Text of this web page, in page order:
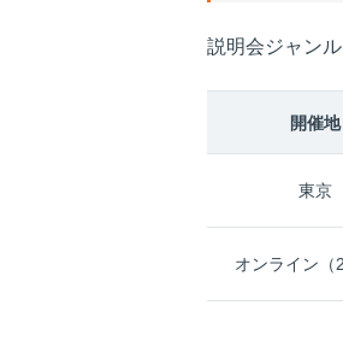
説明会ジャンル
開催地
東京
オンライン（2